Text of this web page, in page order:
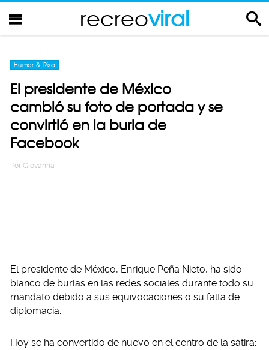
recreoviral
Humor & Risa
El presidente de México
cambió su foto de portada y se
convirtió en la burla de
Facebook
Por Giovanna
El presidente de México, Enrique Peña Nieto, ha sido
blanco de burlas en las redes sociales durante todo su
mandato debido a sus equivocaciones o su falta de
diplomacia.
Hoy se ha convertido de nuevo en el centro de la sátira: